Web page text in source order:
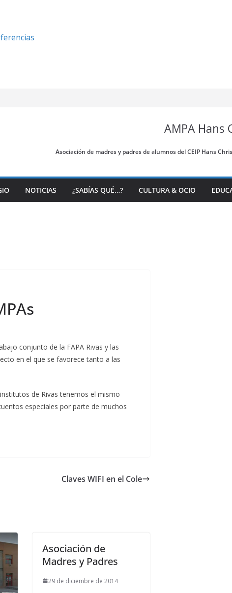
AMPA Hans
Asociación de madres y padres de alumnos del CEIP Hans
NOTICIAS ¿SABÍAS QUÉ…? CULTURA & OCIO
conjunto de la FAPA Rivas y las
en el que se favorece tanto a las
de Rivas tenemos el mismo
especiales por parte de muchos
Claves WIFI en el Cole
Asociación de
Madres y Padres
29 de diciembre de 2014